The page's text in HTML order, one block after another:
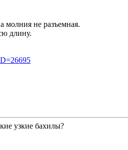
молния не разъемная.
длину.
узкие бахилы?